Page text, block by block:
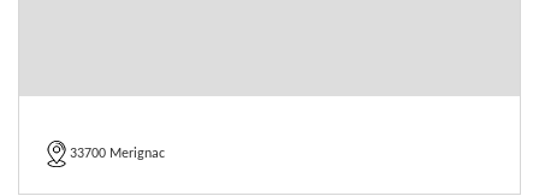
33700 Merignac